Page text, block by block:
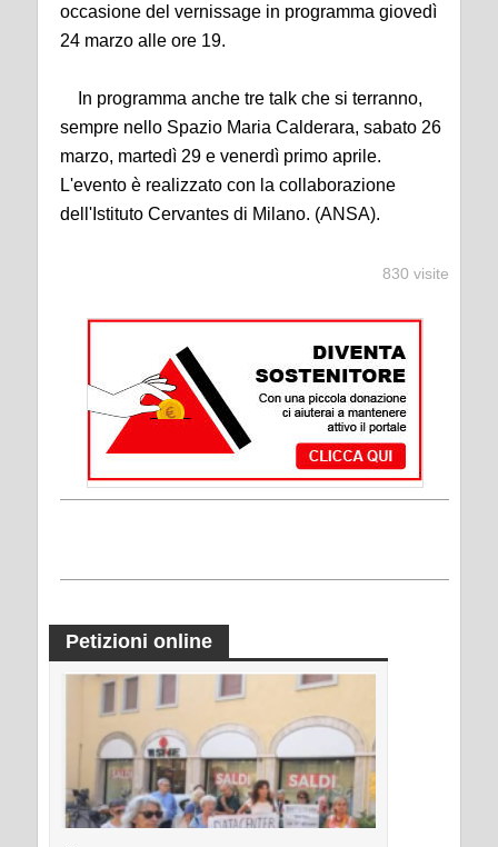
occasione del vernissage in programma giovedì
24 marzo alle ore 19.
In programma anche tre talk che si terranno,
sempre nello Spazio Maria Calderara, sabato 26
marzo, martedì 29 e venerdì primo aprile.
L'evento è realizzato con la collaborazione
dell'Istituto Cervantes di Milano. (ANSA).
830 visite
Petizioni online